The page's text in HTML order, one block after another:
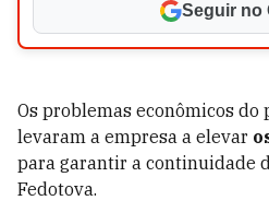
Seguir no
Os problemas econômicos do
levaram a empresa a elevar
para garantir a continuidade
Fedotova.